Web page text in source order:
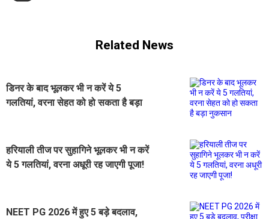
Related News
डिनर के बाद भूलकर भी न करें ये 5
गलतियां, वरना सेहत को हो सकता है बड़ा
हरियाली तीज पर सुहागिने भूलकर भी न करें
ये 5 गलतियां, वरना अधूरी रह जाएगी पूजा!
NEET PG 2026 में हुए 5 बड़े बदलाव,